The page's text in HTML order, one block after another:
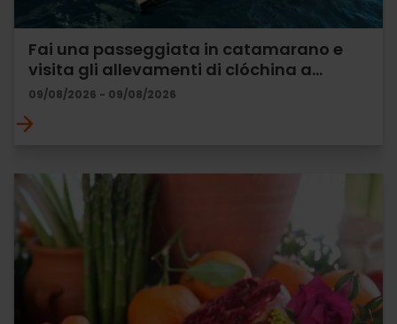
Fai una passeggiata in catamarano e
visita gli allevamenti di clóchina a…
09/08/2026 - 09/08/2026